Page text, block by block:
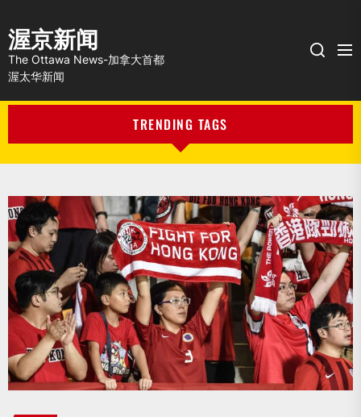
渥京新闻
The Ottawa News-加拿大首都
渥太华新闻
Search
TRENDING TAGS